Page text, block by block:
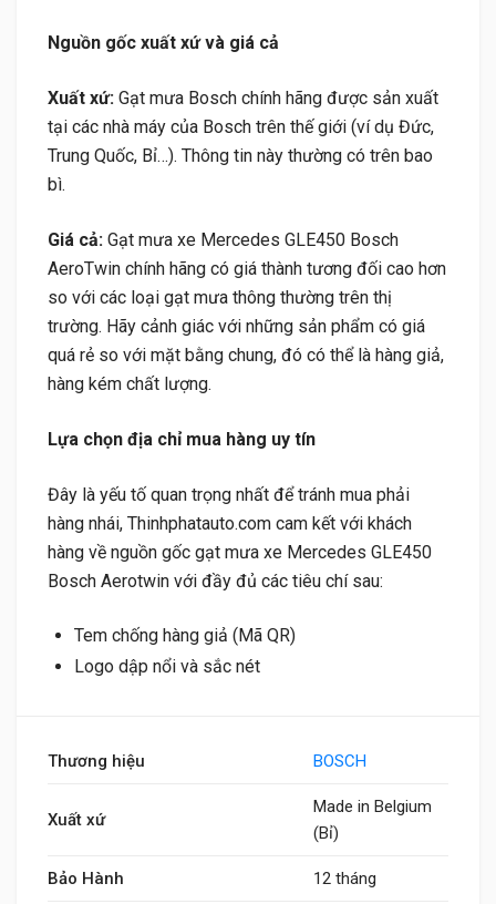
Nguồn gốc xuất xứ và giá cả
Xuất xứ: Gạt mưa Bosch chính hãng được sản xuất
tại các nhà máy của Bosch trên thế giới (ví dụ Đức,
Trung Quốc, Bỉ…). Thông tin này thường có trên bao
bì.
Giá cả: Gạt mưa xe Mercedes GLE450 Bosch
AeroTwin chính hãng có giá thành tương đối cao hơn
so với các loại gạt mưa thông thường trên thị
trường. Hãy cảnh giác với những sản phẩm có giá
quá rẻ so với mặt bằng chung, đó có thể là hàng giả,
hàng kém chất lượng.
Lựa chọn địa chỉ mua hàng uy tín
Đây là yếu tố quan trọng nhất để tránh mua phải
hàng nhái, Thinhphatauto.com cam kết với khách
hàng về nguồn gốc gạt mưa xe Mercedes GLE450
Bosch Aerotwin với đầy đủ các tiêu chí sau:
Tem chống hàng giả (Mã QR)
Logo dập nổi và sắc nét
Thương hiệu BOSCH
Xuất xứ
Made in Belgium
(Bỉ)
Bảo Hành 12 tháng